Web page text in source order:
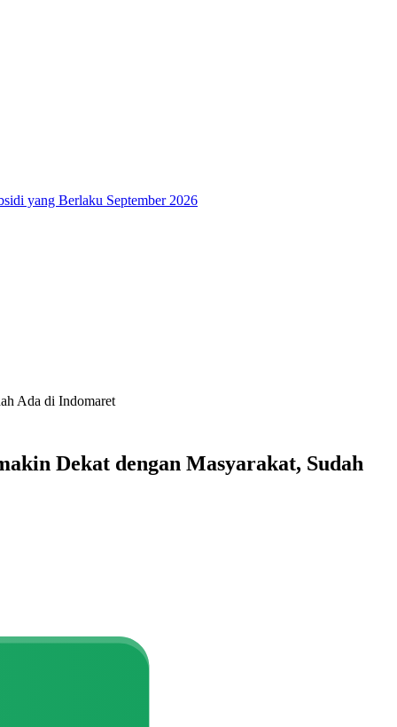
yang Berlaku September 2026
Ada di Indomaret
Dekat dengan Masyarakat, Sudah